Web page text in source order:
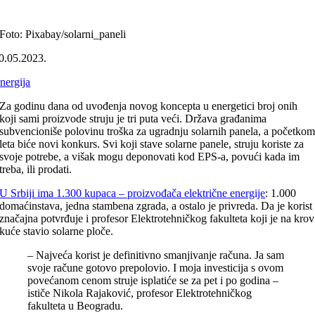
Foto: Pixabay/solarni_paneli
Za godinu dana od uvođenja novog koncepta u energetici broj onih
koji sami proizvode struju je tri puta veći. Država građanima
subvencioniše polovinu troška za ugradnju solarnih panela, a početkom
leta biće novi konkurs. Svi koji stave solarne panele, struju koriste za
svoje potrebe, a višak mogu deponovati kod EPS-a, povući kada im
treba, ili prodati.
U Srbiji ima 1.300 kupaca – proizvođača električne energije: 1.000
domaćinstava, jedna stambena zgrada, a ostalo je privreda. Da je korist
značajna potvrđuje i profesor Elektrotehničkog fakulteta koji je na krov
kuće stavio solarne ploče.
– Najveća korist je definitivno smanjivanje računa. Ja sam
svoje račune gotovo prepolovio. I moja investicija s ovom
povećanom cenom struje isplatiće se za pet i po godina –
ističe Nikola Rajaković, profesor Elektrotehničkog
fakulteta u Beogradu.